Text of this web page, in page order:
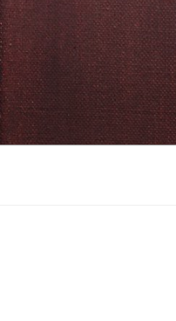
Zum
Inhalt
springen